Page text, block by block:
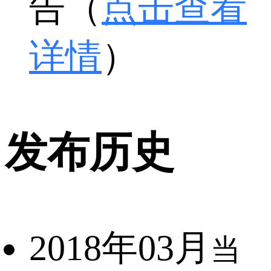
详情）
发布历史
2018年03月 当